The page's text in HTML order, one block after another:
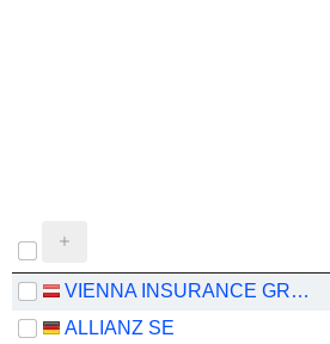
VIENNA INSURANCE GROUP AG
ALLIANZ SE